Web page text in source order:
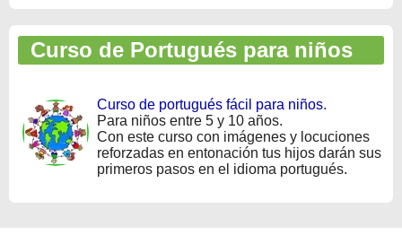
Curso de Portugués para niños
Curso de portugués fácil para niños.
Para niños entre 5 y 10 años.
Con este curso con imágenes y locuciones
reforzadas en entonación tus hijos darán sus
primeros pasos en el idioma portugués.